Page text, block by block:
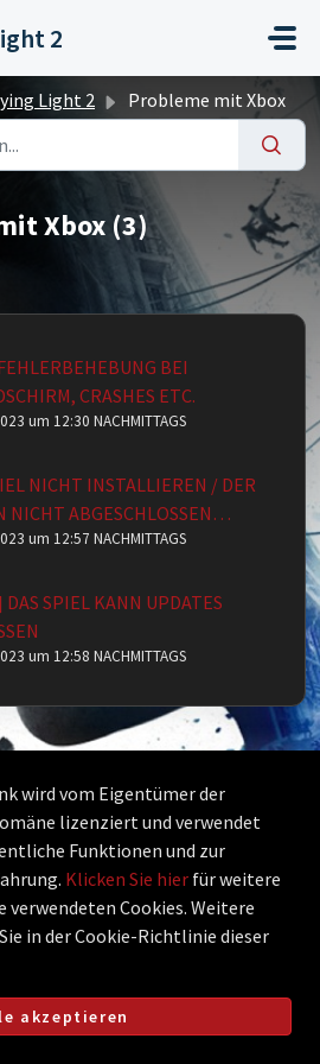
gehen
2
Light 2 Probleme mit Xbox
Xbox (3)
BEI
CRASHES ETC.
um 12:30 NACHMITTAGS
NICHT INSTALLIEREN / DER
NICHT ABGESCHLOSSEN
um 12:57 NACHMITTAGS
DAS SPIEL KANN UPDATES
um 12:58 NACHMITTAGS
Freshdesk Cookie-Richtlinie
wird vom Eigentümer der
lizenziert und verwendet
Funktionen und zur
Klicken Sie hier für weitere
Cookies. Weitere
in der Cookie-Richtlinie dieser
akzeptieren